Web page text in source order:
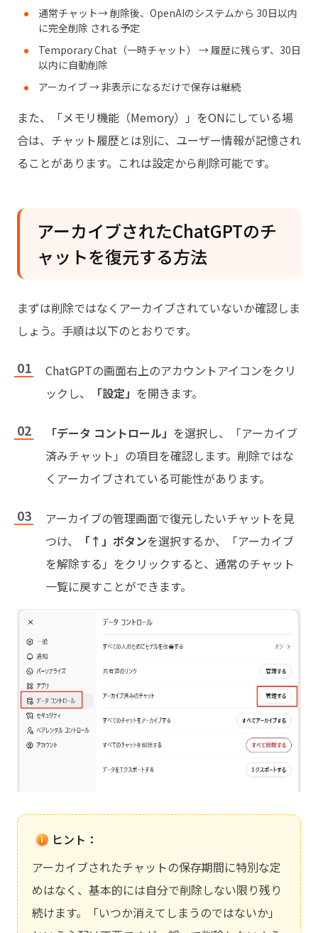
通常チャット→ 削除後、OpenAIのシステムから 30日以内
に完全削除 される予定
Temporary Chat（一時チャット） → 履歴に残らず、30日
以内に自動削除
アーカイブ → 非表示になるだけで保存は継続
また、「メモリ機能（Memory）」をONにしている場
合は、チャット履歴とは別に、ユーザー情報が記憶され
ることがあります。これは設定から削除可能です。
アーカイブされたChatGPTのチ
ャットを復元する方法
まずは削除ではなくアーカイブされていないか確認しま
しょう。手順は以下のとおりです。
ChatGPTの画面右上のアカウントアイコンをクリ
ックし、
「設定」 を開きます。
「データ コントロール」 を選択し、「アーカイブ
済みチャット」の項目を確認します。削除ではな
くアーカイブされている可能性があります。
アーカイブの管理画面で復元したいチャットを見
つけ、
「↑」ボタンを選択するか、「アーカイブ
を解除する」をクリックすると、通常のチャット
一覧に戻すことができます。
ヒント：
アーカイブされたチャットの保存期間に特別な定
めはなく、基本的には自分で削除しない限り残り
続けます。「いつか消えてしまうのではないか」